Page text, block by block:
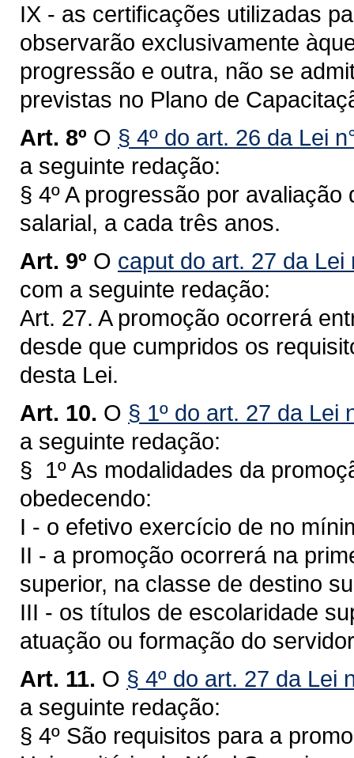
IX - as certificações utilizadas
observarão exclusivamente
progressão e outra, não se
previstas no Plano de
Art. 8º O § 4º do art. 26 da Lei
a seguinte redação:
§ 4º A progressão por
salarial, a cada três anos.
Art. 9º O caput do art. 27 da Lei
com a seguinte redação:
Art. 27. A promoção ocorrerá
desde que cumpridos os
desta Lei.
Art. 10. O § 1º do art. 27 da Lei
a seguinte redação:
§ 1º As modalidades da
obedecendo:
I - o efetivo exercício de no
II - a promoção ocorrerá na
superior, na classe de destino
III - os títulos de escolaridade
atuação ou formação do
Art. 11. O § 4º do art. 27 da Lei
a seguinte redação:
§ 4º São requisitos para a